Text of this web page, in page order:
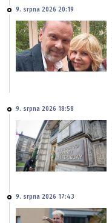
9. srpna 2026 20:19
9. srpna 2026 18:58
9. srpna 2026 17:43